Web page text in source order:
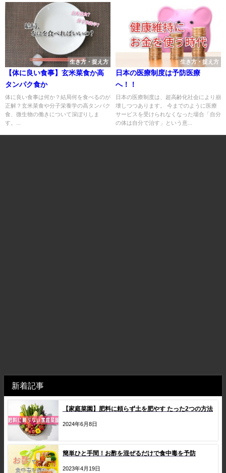
生き方・捉え方
【体に良い食事】玄米菜食か高
タンパク食か
体に良い食事は何か？結局何を食べるのが
正解？玄米菜食や分子栄養学の高タンパク
食、微生物の働きについて深ぼりしま
す。...
生き方・捉え方
日本の医療制度は予防医療
へ！！
日本の医療制度は、超高齢化社会により崩
壊しつつあります。 今までのように医療
サービスを受けられなくなった場合「自分
の体は自分で治す」という意...
新着記事
【家庭菜園】肥料に頼らず土を肥やす たった2つの方法
2024年6月8日
簡単ひと手間！お酢を混ぜるだけで食中毒を予防
2023年4月19日